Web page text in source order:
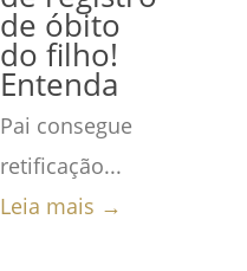
de óbito
do filho!
Entenda
Pai consegue
retificação...
Leia mais →